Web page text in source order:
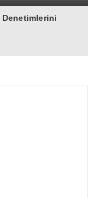
Denetimlerini